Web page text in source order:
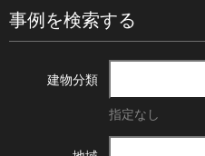
事例を検索する
建物分類
指定なし